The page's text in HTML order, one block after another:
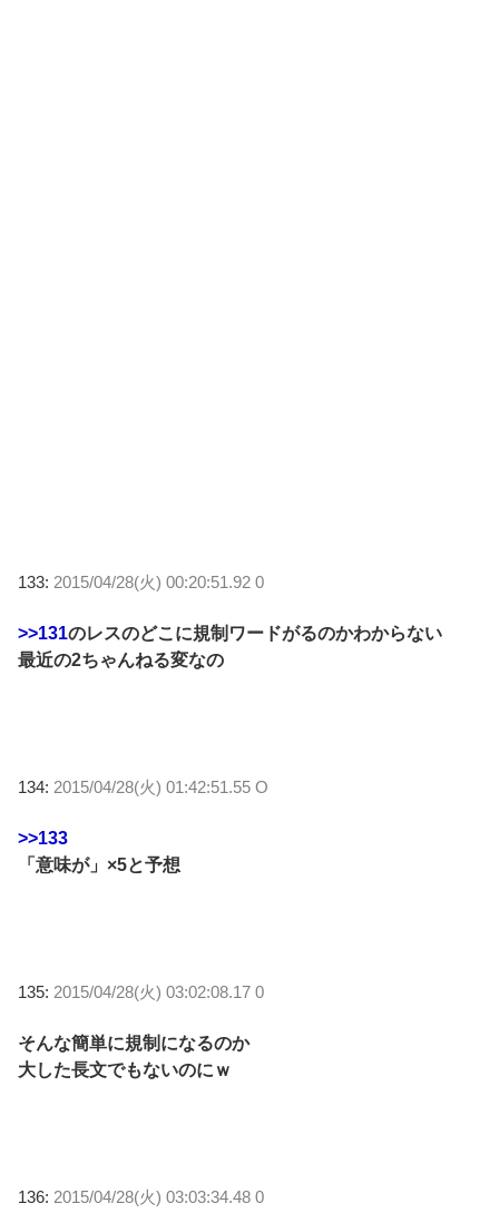
133: 2015/04/28(火) 00:20:51.92 0
>>131のレスのどこに規制ワードがるのかわからない
最近の2ちゃんねる変なの
134: 2015/04/28(火) 01:42:51.55 O
>>133
「意味が」×5と予想
135: 2015/04/28(火) 03:02:08.17 0
そんな簡単に規制になるのか
大した長文でもないのにｗ
136: 2015/04/28(火) 03:03:34.48 0